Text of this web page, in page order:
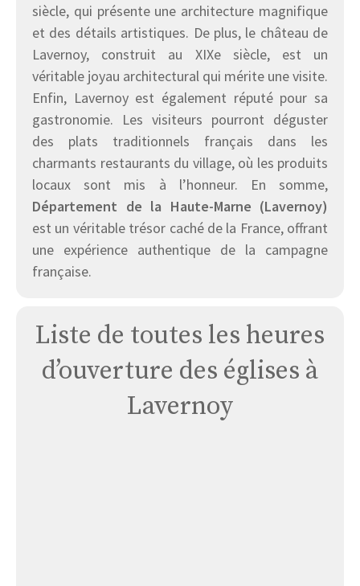
siècle, qui présente une architecture magnifique
et des détails artistiques. De plus, le château de
Lavernoy, construit au XIXe siècle, est un
véritable joyau architectural qui mérite une visite.
Enfin, Lavernoy est également réputé pour sa
gastronomie. Les visiteurs pourront déguster
des plats traditionnels français dans les
charmants restaurants du village, où les produits
locaux sont mis à l’honneur. En somme,
Département de la Haute-Marne (Lavernoy)
est un véritable trésor caché de la France, offrant
une expérience authentique de la campagne
française.
Liste de toutes les heures
d’ouverture des églises à
Lavernoy